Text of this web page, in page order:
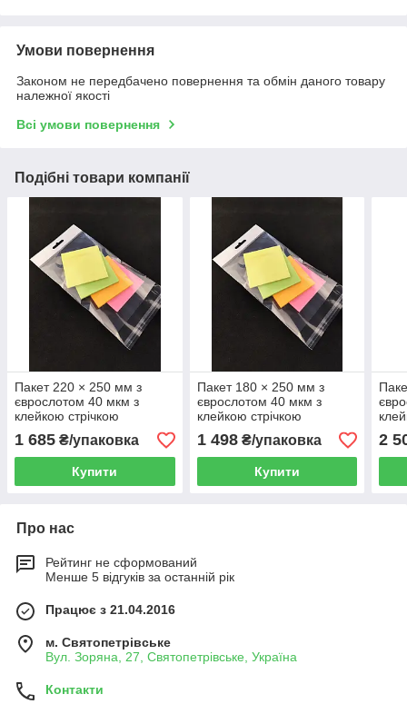
Умови повернення
Законом не передбачено повернення та обмін даного товару
належної якості
Всі умови повернення
Подібні товари компанії
Пакет 220 × 250 мм з
єврослотом 40 мкм з
клейкою стрічкою
поліпропіленовий БОПП
1000 шт
1 685 ₴/упаковка
Купити
Пакет 180 × 250 мм з
єврослотом 40 мкм з
клейкою стрічкою
поліпропіленовий БОПП
1000 шт
1 498₴/упаковка
Купити
2
Про нас
Рейтинг не сформований
Менше 5 відгуків за останній рік
Працює з 21.04.2016
м. Святопетрівське
Вул. Зоряна, 27, Святопетрівське, Україна
Контакти